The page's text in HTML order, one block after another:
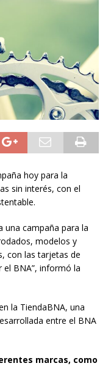
hoy para la
sin interés, con el
una campaña para la
modelos y
con las tarjetas de
BNA”, informó la
la TiendaBNA, una
entre el BNA
marcas, como